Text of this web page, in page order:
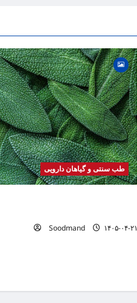
a
t
i
o
n
طب سنتی و گیاهان دارویی
Soodmand
۱۴۰۵-۰۴-۲۱